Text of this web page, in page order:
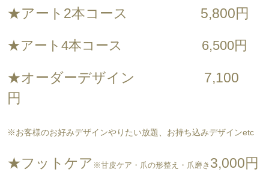
★アート2本コース 5,800円
★アート4本コース 6,500円
★オーダーデザイン 7,100
円
※お客様のお好みデザインやりたい放題、お持ち込みデザインetc
★フットケア ※甘皮ケア・爪の形整え・爪磨き 3,000円